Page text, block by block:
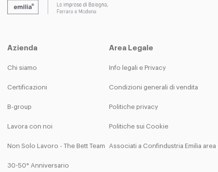
Azienda
Chi siamo
Certificazioni
B-group
Lavora con noi
Non Solo Lavoro - The Bett Team
30-50° Anniversario
Area Legale
Info legali e Privacy
Condizioni generali di vendita
Politiche privacy
Politiche sui Cookie
Associati a Confindustria Emilia